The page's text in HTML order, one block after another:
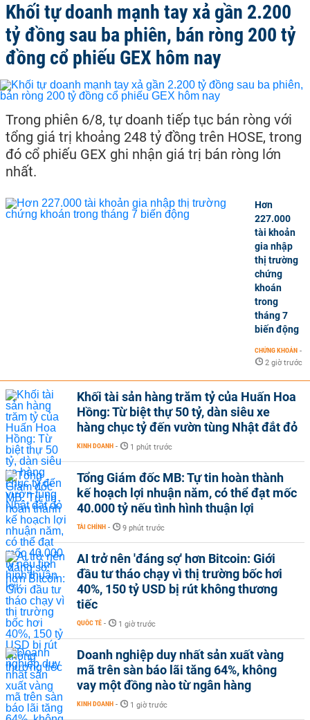
Khối tự doanh mạnh tay xả gần 2.200
tỷ đồng sau ba phiên, bán ròng 200 tỷ
đồng cổ phiếu GEX hôm nay
Trong phiên 6/8, tự doanh tiếp tục bán ròng với
tổng giá trị khoảng 248 tỷ đồng trên HOSE, trong
đó cổ phiếu GEX ghi nhận giá trị bán ròng lớn
nhất.
Hơn
227.000
tài khoản
gia nhập
thị trường
chứng
khoán
trong
tháng 7
biến động
CHỨNG KHOÁN -
2 giờ trước
Khối tài sản hàng trăm tỷ của Huấn Hoa
Hồng: Từ biệt thự 50 tỷ, dàn siêu xe
hàng chục tỷ đến vườn tùng Nhật đắt đỏ
KINH DOANH - 1 phút trước
Tổng Giám đốc MB: Tự tin hoàn thành
kế hoạch lợi nhuận năm, có thể đạt mốc
40.000 tỷ nếu tình hình thuận lợi
TÀI CHÍNH - 9 phút trước
AI trở nên 'đáng sợ' hơn Bitcoin: Giới
đầu tư tháo chạy vì thị trường bốc hơi
40%, 150 tỷ USD bị rút không thương
tiếc
QUỐC TẾ - 1 giờ trước
Doanh nghiệp duy nhất sản xuất vàng
mã trên sàn báo lãi tăng 64%, không
vay một đồng nào từ ngân hàng
KINH DOANH - 1 giờ trước